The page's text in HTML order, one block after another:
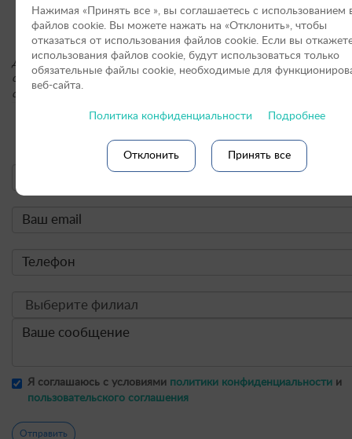
«Клиника Кошек» г. Санкт-Петербурге
Для получения подробной информации о стоимости услуг,
обращайтесь по контактным телефонам или оставьте онлайн-
сайте.
Я соглашаюсь с условиями политики конфиденциальности и
пользовательского соглашения
Отправить
Нажимая «Принять вce », вы соглашаетесь с использованием
файлов cookie. Вы можете нажать на «Отклонить», чтобы
отказаться от использования файлов сookie. Если вы
использования файлов cookie, будут использоваться только
обязательные файлы cookie, необходимые для
веб-сайта.
Политика конфиденциальности Подробнее
Отклонить Принять все